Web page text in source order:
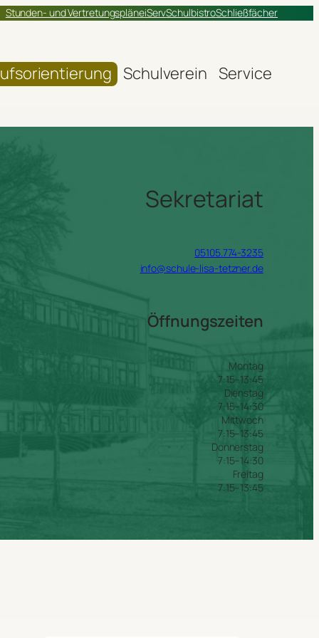
Stunden- und VertretungspläneiServSchulbistroSchließfächer
Schulverein Service
Sekretariat
05105.774-3235
info@schule-lisa-tetzner.de
Öffnungszeiten
Montag
7:15–13:45
Dienstag
7:15–14:30
Mittwoch
7:15–13:45
Donnerstag
7:15–14:30
Freitag
7:15–13:45